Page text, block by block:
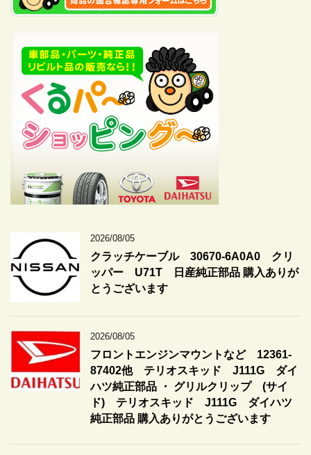
2026/08/05
クラッチケーブル 30670-6A0A0 クリ
ッパー U71T 日産純正部品 購入ありが
とうございます
2026/08/05
フロントエンジンマウントなど 12361-
87402他 テリオスキッド J111G ダイ
ハツ純正部品 ・ グリルクリップ (サイ
ド) テリオスキッド J111G ダイハツ
純正部品 購入ありがとうございます